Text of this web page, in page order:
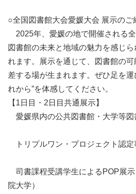
○全国図書館大会愛媛大会 展示のご
2025年、愛媛の地で開催される全
図書館の未来と地域の魅力を感じ
れます。展示を通じて、図書館の
差する場が生まれます。ぜひ足を運
れから”を体感してください。
【1日目・2日目共通展示】
愛媛県内の公共図書館・大学等図
トリプルワン・プロジェクト認定
司書課程受講学生によるPOP展
院大学）